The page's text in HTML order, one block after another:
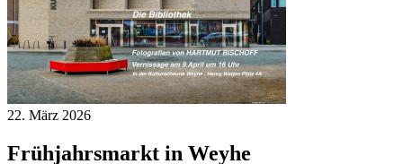
22. März 2026
Frühjahrsmarkt in Weyhe